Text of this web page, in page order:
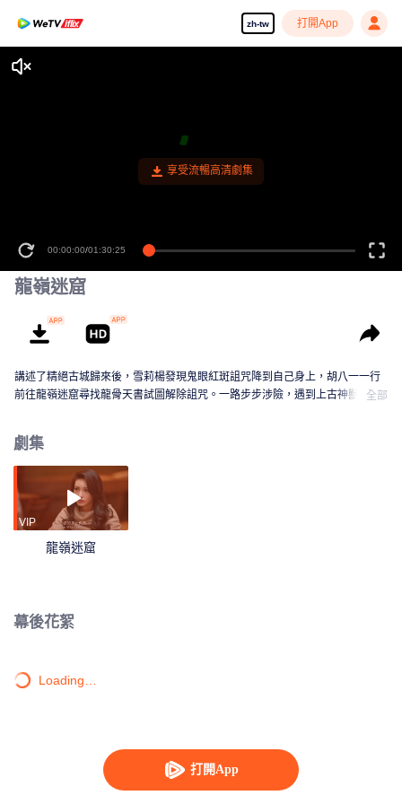
zh-tw 打開App
打開App
享受流暢高清劇集
00:00:00/01:30:25
龍嶺迷窟
講述了精絕古城歸來後，雪莉楊發現鬼眼紅斑詛咒降到自己身上，胡八一一行
前往龍嶺迷窟尋找龍骨天書試圖解除詛咒。一路步步涉險，遇到上古神獸鐵頭
全部
劇集
VIP
龍嶺迷窟
幕後花絮
Loading…